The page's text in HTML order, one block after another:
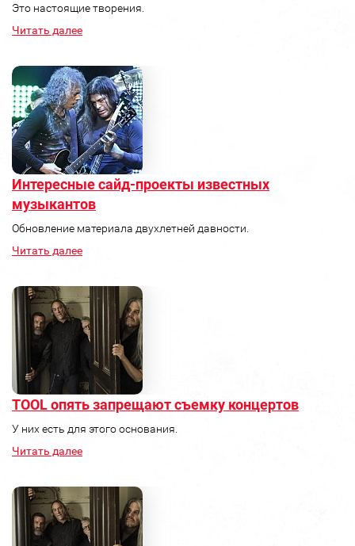
Это настоящие творения.
Читать далее
Интересные сайд-проекты известных
музыкантов
Обновление материала двухлетней давности.
Читать далее
TOOL опять запрещают съемку концертов
У них есть для этого основания.
Читать далее